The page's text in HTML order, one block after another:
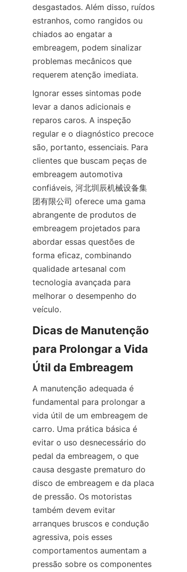
desgastados. Além disso, ruídos
estranhos, como rangidos ou
chiados ao engatar a
embreagem, podem sinalizar
problemas mecânicos que
requerem atenção imediata.
Ignorar esses sintomas pode
levar a danos adicionais e
reparos caros. A inspeção
regular e o diagnóstico precoce
são, portanto, essenciais. Para
clientes que buscam peças de
embreagem automotiva
confiáveis, 河北圳辰机械设备集
团有限公司 oferece uma gama
abrangente de produtos de
embreagem projetados para
abordar essas questões de
forma eficaz, combinando
qualidade artesanal com
tecnologia avançada para
melhorar o desempenho do
veículo.
Dicas de Manutenção
para Prolongar a Vida
Útil da Embreagem
A manutenção adequada é
fundamental para prolongar a
vida útil de um embreagem de
carro. Uma prática básica é
evitar o uso desnecessário do
pedal da embreagem, o que
causa desgaste prematuro do
disco de embreagem e da placa
de pressão. Os motoristas
também devem evitar
arranques bruscos e condução
agressiva, pois esses
comportamentos aumentam a
pressão sobre os componentes